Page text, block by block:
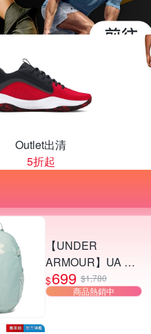
Outlet出清
5折起
【UNDER
ARMOUR】UA 男
女同款 Hustle Lite
後背包 多款任選
$699 $1,780
商品熱銷中